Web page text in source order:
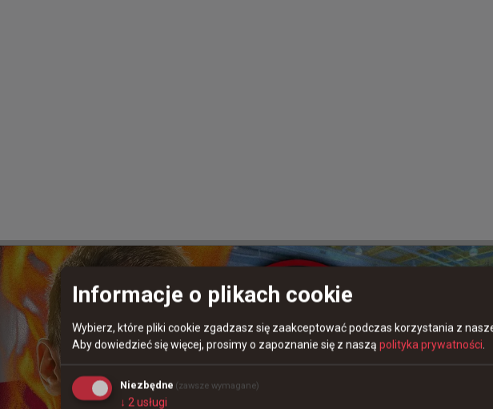
Informacje o plikach cookie
Wybierz, które pliki cookie zgadzasz się zaakceptować podczas korzystania z
Aby dowiedzieć się więcej, prosimy o zapoznanie się z naszą polityka prywatności
Niezbędne (zawsze wymagane)
↓ 2 usługi